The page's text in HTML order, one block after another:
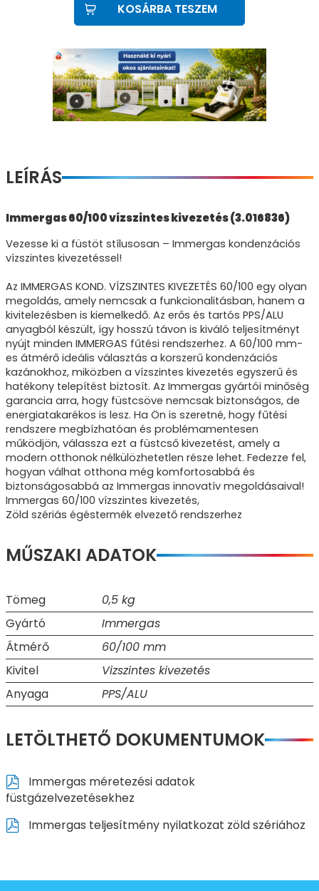
KOSÁRBA TESZEM
LEÍRÁS
Immergas 60/100 vízszintes kivezetés (3.016836)
Vezesse ki a füstöt stílusosan – Immergas kondenzációs
vízszintes kivezetéssel!
Az IMMERGAS KOND. VÍZSZINTES KIVEZETÉS 60/100 egy olyan
megoldás, amely nemcsak a funkcionalitásban, hanem a
kivitelezésben is kiemelkedő. Az erős és tartós PPS/ALU
anyagból készült, így hosszú távon is kiváló teljesítményt
nyújt minden IMMERGAS fűtési rendszerhez. A 60/100 mm-
es átmérő ideális választás a korszerű kondenzációs
kazánokhoz, miközben a vízszintes kivezetés egyszerű és
hatékony telepítést biztosít. Az Immergas gyártói minőség
garancia arra, hogy füstcsöve nemcsak biztonságos, de
energiatakarékos is lesz. Ha Ön is szeretné, hogy fűtési
rendszere megbízhatóan és problémamentesen
működjön, válassza ezt a füstcső kivezetést, amely a
modern otthonok nélkülözhetetlen része lehet. Fedezze fel,
hogyan válhat otthona még komfortosabbá és
biztonságosabbá az Immergas innovatív megoldásaival!
Immergas 60/100 vízszintes kivezetés,
Zöld szériás égéstermék elvezető rendszerhez
MŰSZAKI ADATOK
Tömeg
0,5 kg
Gyártó
Immergas
Átmérő
60/100 mm
Kivitel
Vizszintes kivezetés
Anyaga
PPS/ALU
LETÖLTHETŐ DOKUMENTUMOK
Immergas méretezési adatok
füstgázelvezetésekhez
Immergas teljesítmény nyilatkozat zöld szériához